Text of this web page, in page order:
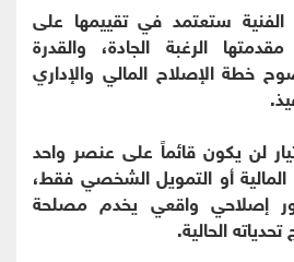
الفنية ستعتمد في تقييمها على
الرغبة الجادة، والقدرة
خطة الإصلاح المالي والإداري
لن يكون قائماً على عنصر واحد
أو التمويل الشخصي فقط،
إصلاحي واقعي يخدم مصلحة
الحالية.